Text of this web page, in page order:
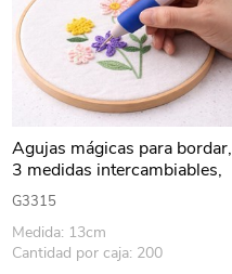
Agujas mágicas para bordar,
3 medidas intercambiables,
en blister
G3315
Medida: 13cm
Cantidad por caja: 200